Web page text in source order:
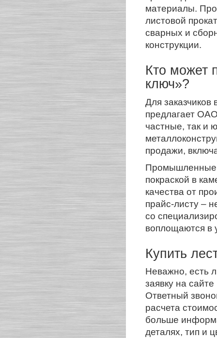
материалы.
листовой
сварных и
конструкции.
Кто может
ключ»?
Для
предлагает
частные, так и
продажи,
Промышленные
покраской в
качества от
прайс-листу –
со
воплощаются в
Купить
Неважно, есть
заявку на
Ответный
расчета
больше
деталях, тип и